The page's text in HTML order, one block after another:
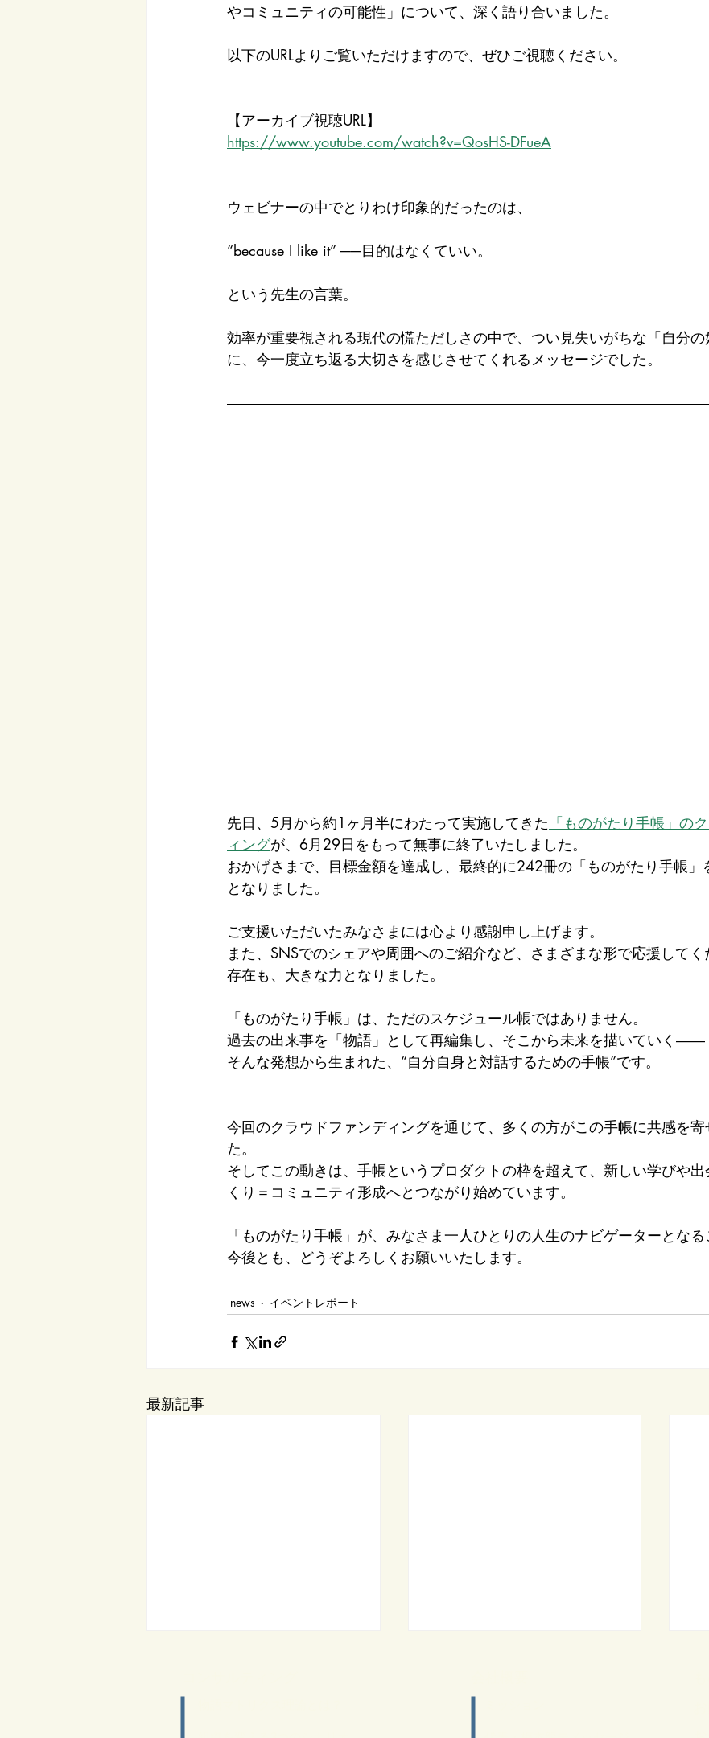
やコミュニティの可能性」について、深く語り合いました。
以下のURLよりご覧いただけますので、ぜひご視聴ください。
【アーカイブ視聴URL】
https://www.youtube.com/watch?v=QosHS-DFueA
ウェビナーの中でとりわけ印象的だったのは、
“because I like it” ──目的はなくていい。
という先生の言葉。
効率が重要視される現代の慌ただしさの中で、つい見失いがちな「自分
に、今一度立ち返る大切さを感じさせてくれるメッセージでした。
先日、5月から約1ヶ月半にわたって実施してきた 「ものがたり手帳」の
ィングが、6月29日をもって無事に終了いたしました。
おかげさまで、目標金額を達成し、最終的に242冊の「ものがたり手帳」
となりました。
ご支援いただいたみなさまには心より感謝申し上げます。
また、SNSでのシェアや周囲へのご紹介など、さまざまな形で応援して
存在も、大きな力となりました。
「ものがたり手帳」は、ただのスケジュール帳ではありません。
過去の出来事を「物語」として再編集し、そこから未来を描いていく――
そんな発想から生まれた、“自分自身と対話するための手帳”です。
今回のクラウドファンディングを通じて、多くの方がこの手帳に共感を寄
た。
そしてこの動きは、手帳というプロダクトの枠を超えて、新しい学びや
くり＝コミュニティ形成へとつながり始めています。
「ものがたり手帳」が、みなさま一人ひとりの人生のナビゲーターとなる
今後とも、どうぞよろしくお願いいたします。
news イベントレポート
最新記事